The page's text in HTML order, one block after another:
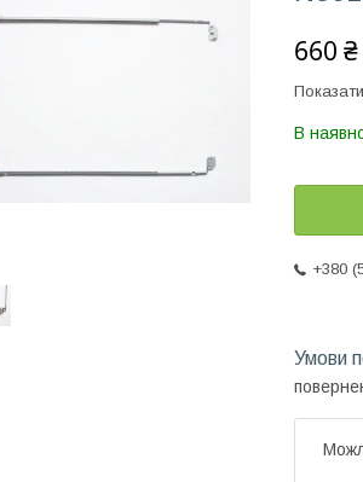
660 ₴
В
+380